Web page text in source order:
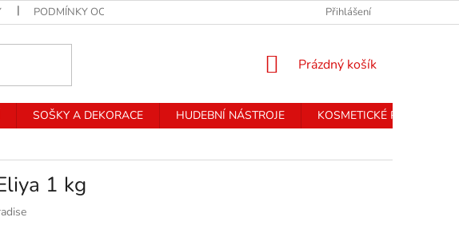
PODMÍNKY OCHRANY OSOBNÍCH ÚDAJŮ Přihlášení
NÁKUPNÍ
Prázdný košík
SOŠKY A DEKORACE HUDEBNÍ NÁSTROJE
KOSMETICKÉ PŘÍSTROJE
1 kg